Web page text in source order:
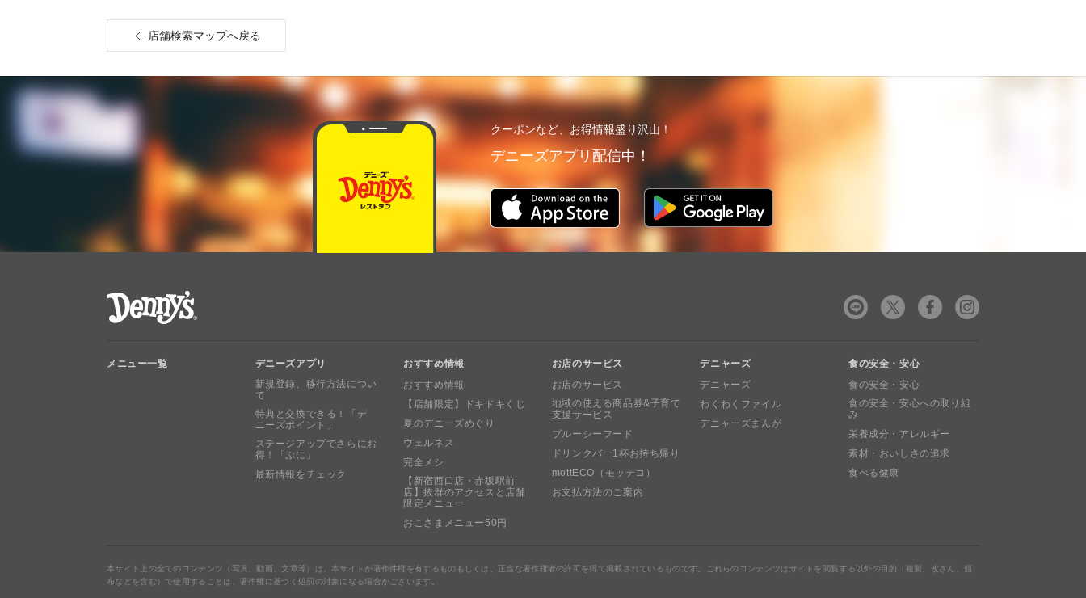
店舗検索マップへ戻る
クーポンなど、お得情報盛り沢山！
デニーズアプリ配信中！
メニュー一覧
デニーズアプリ
新規登録、移行方法につい
て
特典と交換できる！「デ
ニーズポイント」
ステージアップでさらにお
得！「ぷに」
最新情報をチェック
おすすめ情報
おすすめ情報
【店舗限定】ドキドキくじ
夏のデニーズめぐり
ウェルネス
完全メシ
【新宿西口店・赤坂駅前
店】抜群のアクセスと店舗
限定メニュー
おこさまメニュー50円
お店のサービス
お店のサービス
地域の使える商品券&子育て
支援サービス
ブルーシーフード
ドリンクバー1杯お持ち帰り
mottECO（モッテコ）
お支払方法のご案内
デニャーズ
デニャーズ
わくわくファイル
デニャーズまんが
食の安全・安心
食の安全・安心
食の安全・安心への取り組
み
栄養成分・アレルギー
素材・おいしさの追求
食べる健康
本サイト上の全てのコンテンツ（写真、動画、文章等）は、本サイトが著作件権を有するものもしくは、正当な著作権者の許可を得て掲載されているものです。これらのコンテンツはサイトを閲覧する以外の目的（複製、改ざん、頒
布などを含む）で使用することは、著作権に基づく処罰の対象になる場合がございます。